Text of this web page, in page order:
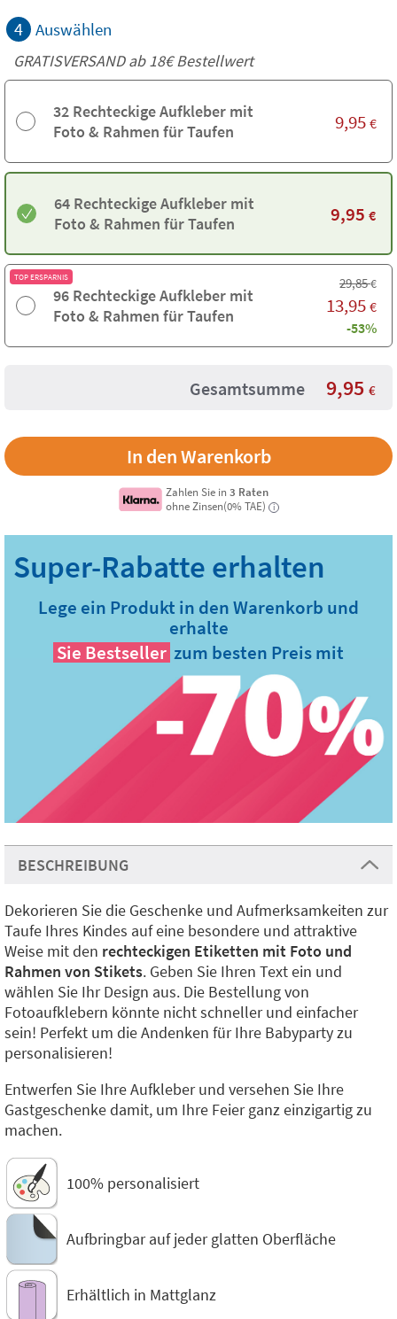
4 Auswählen
GRATISVERSAND ab18€Bestellwert
32 Rechteckige Aufkleber mit
Foto & Rahmen für Taufen
9,95 €
64 Rechteckige Aufkleber mit
Foto & Rahmen für Taufen
9,95 €
TOP ERSPARNIS
96 Rechteckige Aufkleber mit
Foto & Rahmen für Taufen
29,85€
13,95 €
-53%
Gesamtsumme 9,95 €
Zahlen Sie in3 Raten
ohne Zinsen(0% TAE)
i
Lege ein Produkt in den Warenkorb und
erhalte
Sie Bestseller zum besten Preis mit
BESCHREIBUNG
Dekorieren Sie die Geschenke und Aufmerksamkeiten zur
Taufe Ihres Kindes auf eine besondere und attraktive
Weise mit den rechteckigen Etiketten mit Foto und
Rahmen von Stikets. Geben Sie Ihren Text ein und
wählen Sie Ihr Design aus. Die Bestellung von
Fotoaufklebern könnte nicht schneller und einfacher
sein! Perfekt um die Andenken für Ihre Babyparty zu
personalisieren!
Entwerfen Sie Ihre Aufkleber und versehen Sie Ihre
Gastgeschenke damit, um Ihre Feier ganz einzigartig zu
machen.
100% personalisiert
Aufbringbar auf jeder glatten Oberfläche
Erhältlich in Mattglanz